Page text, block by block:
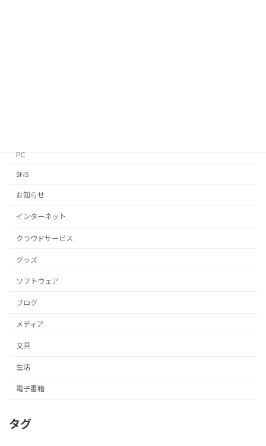
PC
SNS
お知らせ
インターネット
クラウドサービス
グッズ
ソフトウェア
ブログ
メディア
文具
生活
電子書籍
タグ